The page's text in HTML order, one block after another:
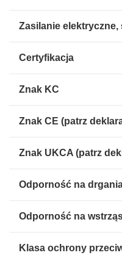
Zasilanie elektryczne,
Certyfikacja
Znak KC
Znak CE (patrz
Znak UKCA (patrz
Odporność na
Odporność na
Klasa ochrony